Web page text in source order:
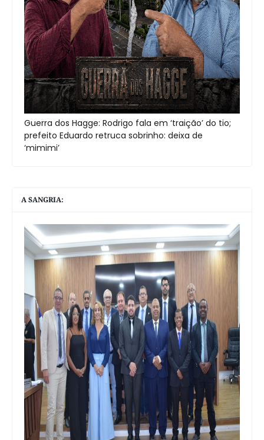
Guerra dos Hagge: Rodrigo fala em ‘traição’ do tio;
prefeito Eduardo retruca sobrinho: deixa de
‘mimimi’
A SANGRIA: